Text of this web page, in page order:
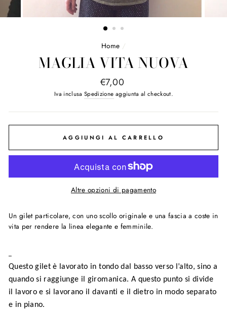
Home /
MAGLIA VITA NUOVA
Prezzo
originale
€7,00
Iva inclusaSpedizione aggiunta al checkout.
AGGIUNGI AL CARRELLO
Altre opzioni di pagamento
Un gilet particolare, con uno scollo originale e una fascia a coste in
vita per rendere la linea elegante e femminile.
--
Questo gilet è lavorato in tondo dal basso verso l’alto, sino a
quando si raggiunge il giromanica. A questo punto si divide
il lavoro e si lavorano il davanti e il dietro in modo separato
e in piano.